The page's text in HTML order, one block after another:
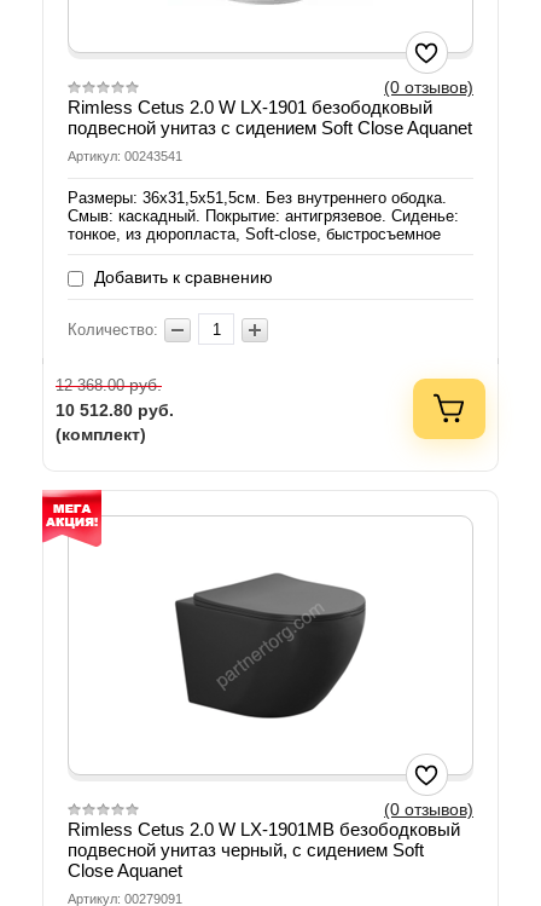
(0 отзывов)
Rimless Cetus 2.0 W LX-1901 безободковый
подвесной унитаз с сидением Soft Close Aquanet
Артикул: 00243541
Размеры: 36х31,5х51,5см. Без внутреннего ободка.
Смыв: каскадный. Покрытие: антигрязевое. Сиденье:
тонкое, из дюропласта, Soft-close, быстросъемное
Добавить к сравнению
Количество:
12 368.00руб.
10 512.80 руб.
(комплект)
(0 отзывов)
Rimless Cetus 2.0 W LX-1901MB безободковый
подвесной унитаз черный, с сидением Soft
Close Aquanet
Артикул: 00279091